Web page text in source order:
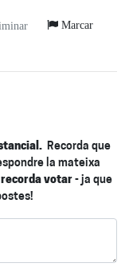
Marcar
Recorda que
la mateixa
recorda votar - ja que